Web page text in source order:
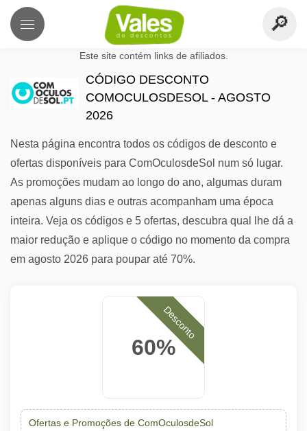
Este site contém links de afiliados.
CÓDIGO DESCONTO
COMOCULOSDESOL - AGOSTO
2026
Nesta página encontra todos os códigos de desconto e
ofertas disponíveis para ComOculosdeSol num só lugar.
As promoções mudam ao longo do ano, algumas duram
apenas alguns dias e outras acompanham uma época
inteira. Veja os códigos e 5 ofertas, descubra qual lhe dá a
maior redução e aplique o código no momento da compra
em agosto 2026 para poupar até 70%.
60%
Desconto
Ofertas e Promoções de ComOculosdeSol